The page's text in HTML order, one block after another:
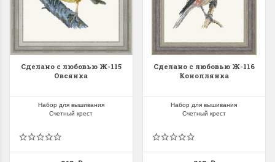
Сделано с любовью Ж-115
Овсянка
Набор для вышивания
Счетный крест
Сделано с любовью Ж-116
Коноплянка
Набор для вышивания
Счетный крест